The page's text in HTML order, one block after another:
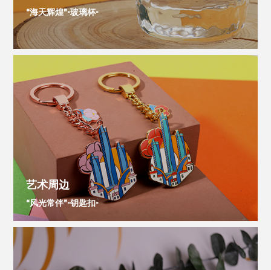
“海天辉煌”-玻璃杯-
艺术周边
“风光常伴”-钥匙扣-